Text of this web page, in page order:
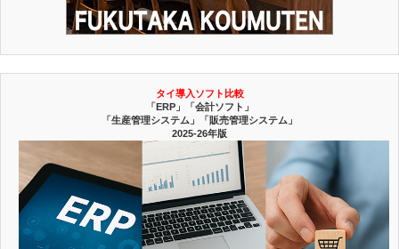
タイ導入ソフト比較
「ERP」「会計ソフト」
「生産管理システム」「販売管理システム」
2025-26年版